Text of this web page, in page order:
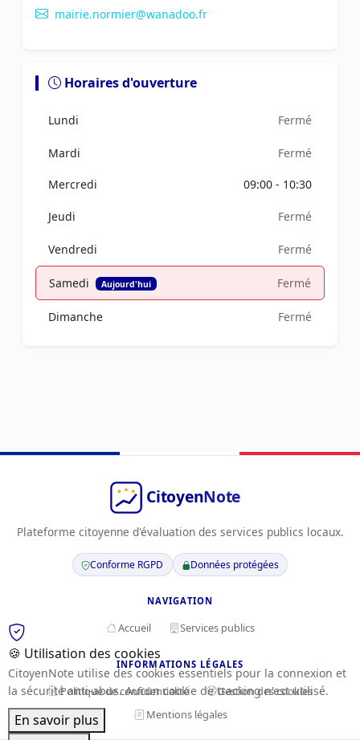
mairie.normier@wanadoo.fr
Horaires d'ouverture
Lundi Fermé
Mardi Fermé
Mercredi 09:00 - 10:30
Jeudi Fermé
Vendredi Fermé
Samedi Aujourd'hui Fermé
Dimanche Fermé
Plateforme citoyenne d'évaluation des services publics locaux.
Conforme RGPD Données protégées
NAVIGATION
Accueil Services publics
INFORMATIONS LÉGALES
Politique de confidentialité
Gestion des cookies
Mentions légales
🍪 Utilisation des cookies
CitoyenNote utilise des cookies essentiels pour la connexion et
la sécurité anti-abus. Aucun cookie de tracking n'est utilisé.
En savoir plus